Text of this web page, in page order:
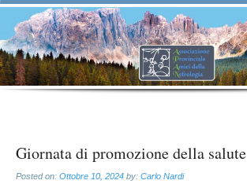
Skip
to
content
Giornata di promozione della salute
Posted on: Ottobre 10, 2024 by: Carlo Nardi